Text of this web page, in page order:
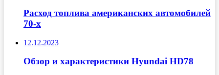
Расход топлива американских автомобилей
70-х
12.12.2023
Обзор и характеристики Hyundai HD78